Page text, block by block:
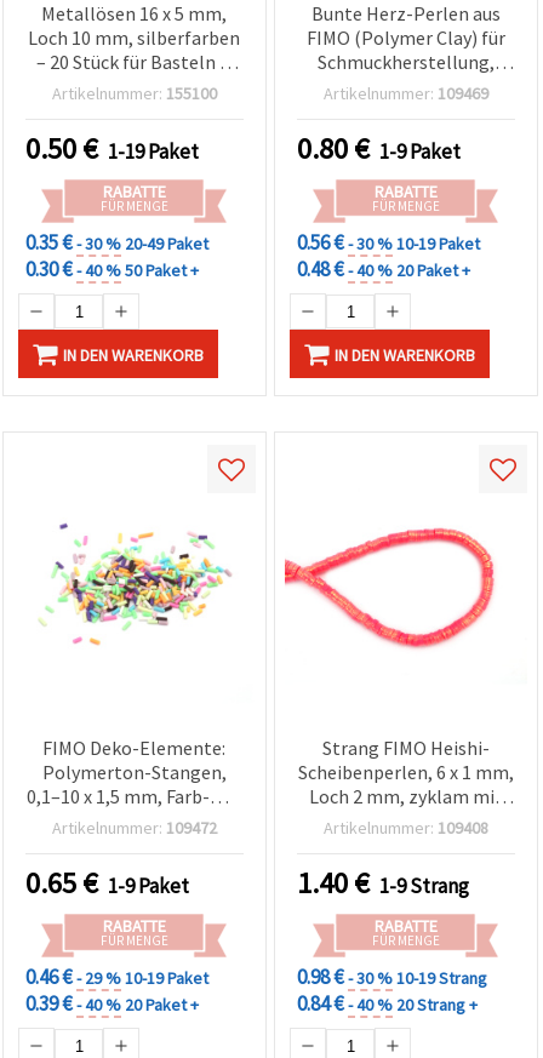
Metallösen 16 x 5 mm,
Loch 10 mm, silberfarben
– 20 Stück für Basteln &
DIY
Artikelnummer: 155100
0.50€ 1-19 Paket
RABATTE
FÜR MENGE
0.35 €- 30 % 20-49 Paket
0.30 €- 40 %50 Paket +
IN DEN WARENKORB
Bunte Herz-Perlen aus
FIMO (Polymer Clay) für
Schmuckherstellung,
Deko & Basteln, 10 x 5
gemischte Farben, 20
Stück
Artikelnummer: 109469
0.80€ 1-9 Paket
RABATTE
FÜR MENGE
0.56 €- 30 %10-19 Paket
0.48 €- 40 % 20 Paket +
IN DEN WARENKORB
FIMO Deko-Elemente:
Polymerton-Stangen,
0,1–10 x 1,5 mm, Farb-Mix,
20 g
Artikelnummer: 109472
0.65€ 1-9 Paket
RABATTE
FÜR MENGE
0.46 €- 29 %10-19 Paket
0.39 €- 40 % 20 Paket +
Strang FIMO Heishi-
Scheibenperlen, 6 x 1 mm,
Loch 2 mm, zyklam mit
goldfarbenem Pigment,
Schmuckherstellung &
Basteln
Artikelnummer: 109408
1.40€ 1-9 Strang
RABATTE
FÜR MENGE
0.98 €- 30 %10-19 Strang
0.84 €- 40 % 20 Strang +